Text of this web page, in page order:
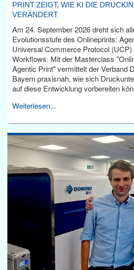
PRINT ZEIGT, WIE KI DIE
VERÄNDERT
Am 24. September 2026 dreht sich
Evolutionsstufe des Onlineprints:
Universal Commerce Protocol
Workflows. Mit der Masterclass
Agentic Print" vermittelt der Verband
Bayern praxisnah, wie sich
auf diese Entwicklung vorbereiten
Weiterlesen...